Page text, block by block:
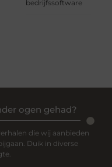
bedrijfssoftware
ogen gehad?
die wij aanbieden
Duik in diverse